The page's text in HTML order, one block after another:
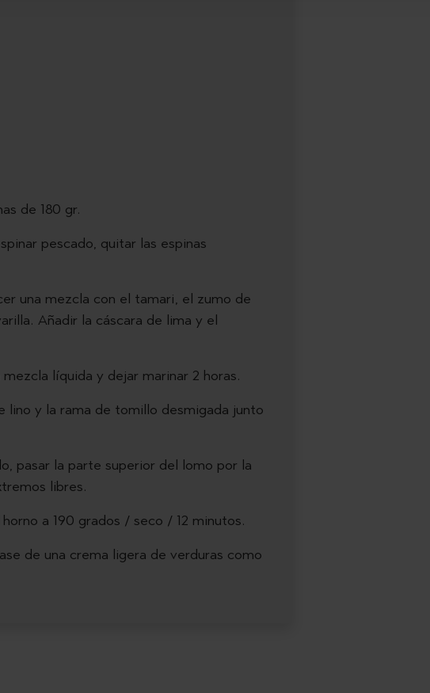
de 180 gr.
pescado, quitar las espinas
una mezcla con el tamari, el zumo de
Añadir la cáscara de lima y el
líquida y dejar marinar 2 horas.
lino y la rama de tomillo desmigada junto
pasar la parte superior del lomo por la
libres.
a 190 grados / seco / 12 minutos.
de una crema ligera de verduras como